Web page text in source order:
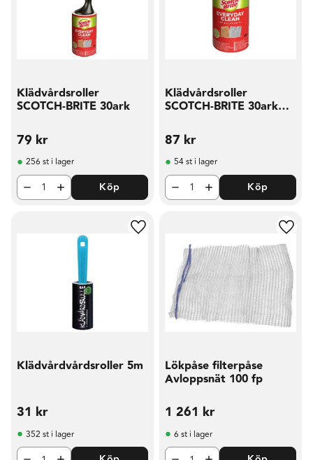
Klädvårdsroller
SCOTCH-BRITE 30ark
79 kr
256 st i lager
Köp
Klädvårdsroller
SCOTCH-BRITE 30ark
87 kr
54 st i lager
Köp
Klädvårdvårdsroller 5m
31 kr
Lägg till i favoriter
352 st i lager
Lökpåse filterpåse
Avloppsnät 100 fp
1 261 kr
6 st i lager